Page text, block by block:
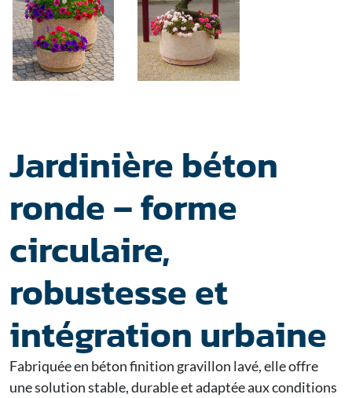
Jardinière béton
ronde – forme
circulaire,
robustesse et
intégration urbaine
Fabriquée en béton finition gravillon lavé, elle offre
une solution stable, durable et adaptée aux conditions